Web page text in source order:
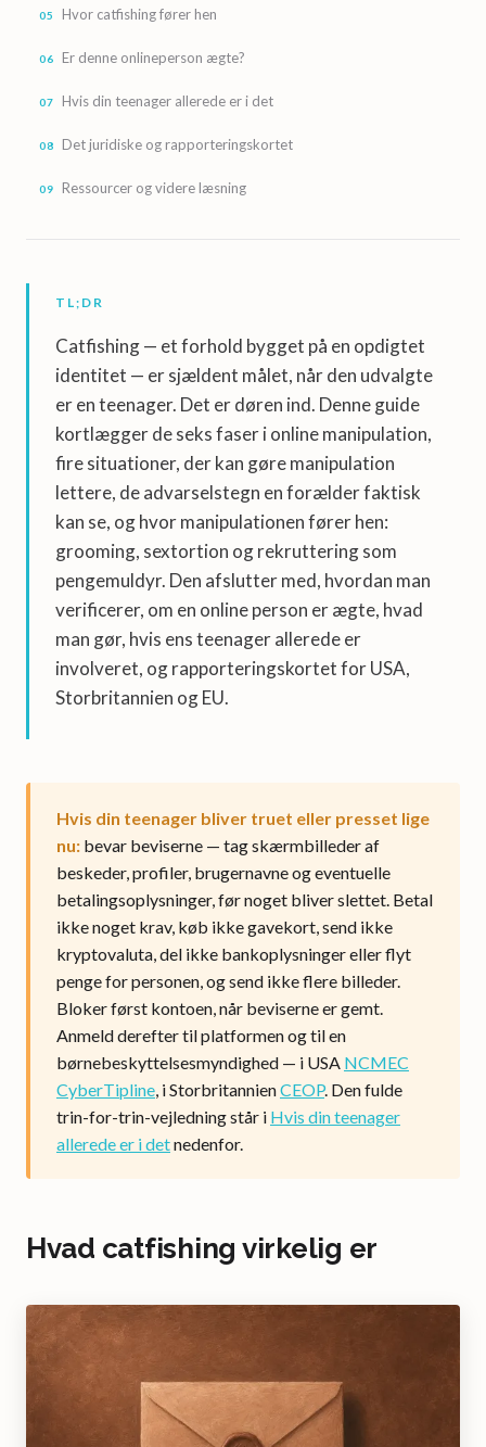
Hvor catfishing fører hen
Er denne onlineperson ægte?
Hvis din teenager allerede er i det
Det juridiske og rapporteringskortet
Ressourcer og videre læsning
TL;DR
Catfishing — et forhold bygget på en opdigtet
identitet — er sjældent målet, når den udvalgte
er en teenager. Det er døren ind. Denne guide
kortlægger de seks faser i online manipulation,
fire situationer, der kan gøre manipulation
lettere, de advarselstegn en forælder faktisk
kan se, og hvor manipulationen fører hen:
grooming, sextortion og rekruttering som
pengemuldyr. Den afslutter med, hvordan man
verificerer, om en online person er ægte, hvad
man gør, hvis ens teenager allerede er
involveret, og rapporteringskortet for USA,
Storbritannien og EU.
Hvis din teenager bliver truet eller presset lige
nu: bevar beviserne — tag skærmbilleder af
beskeder, profiler, brugernavne og eventuelle
betalingsoplysninger, før noget bliver slettet. Betal
ikke noget krav, køb ikke gavekort, send ikke
kryptovaluta, del ikke bankoplysninger eller flyt
penge for personen, og send ikke flere billeder.
Bloker først kontoen, når beviserne er gemt.
Anmeld derefter til platformen og til en
børnebeskyttelsesmyndighed — i USA NCMEC
CyberTipline, i StorbritannienCEOP. Den fulde
trin-for-trin-vejledning står i Hvis din teenager
allerede er i detnedenfor.
Hvad catfishing virkelig er